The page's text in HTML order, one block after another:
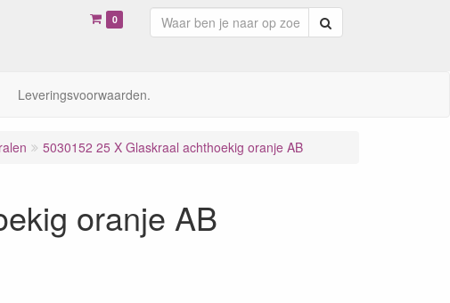
0
Leveringsvoorwaarden.
5030152 25 X Glaskraal achthoekig oranje AB
oranje AB